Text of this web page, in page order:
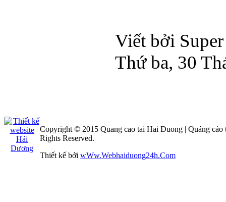
Viết bởi
Thứ ba, 30
Copyright © 2015 Quang cao tai Hai Duong | Quảng
Rights Reserved.
Thiết kế bởi wWw.Webhaiduong24h.Com